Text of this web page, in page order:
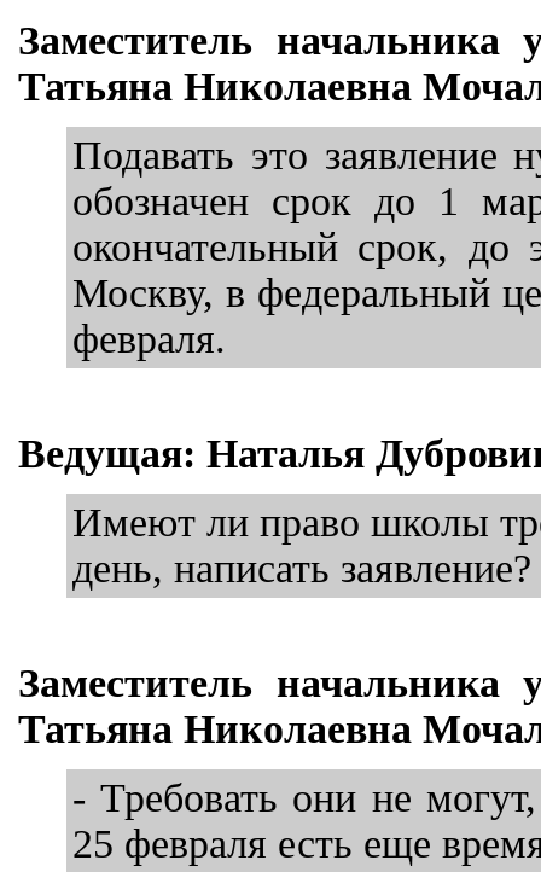
Заместитель начальника
Татьяна Николаевна
Подавать это
обозначен срок до 1
окончательный срок,
Москву, в федеральный
февраля.
Ведущая: Наталья
Имеют ли право школы
день, написать заявление?
Заместитель начальника
Татьяна Николаевна
- Требовать они не
25 февраля есть еще